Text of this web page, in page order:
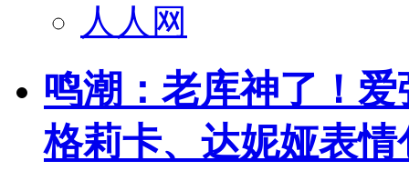
人人网
鸣潮：老库神了！
格莉卡、达妮娅表情